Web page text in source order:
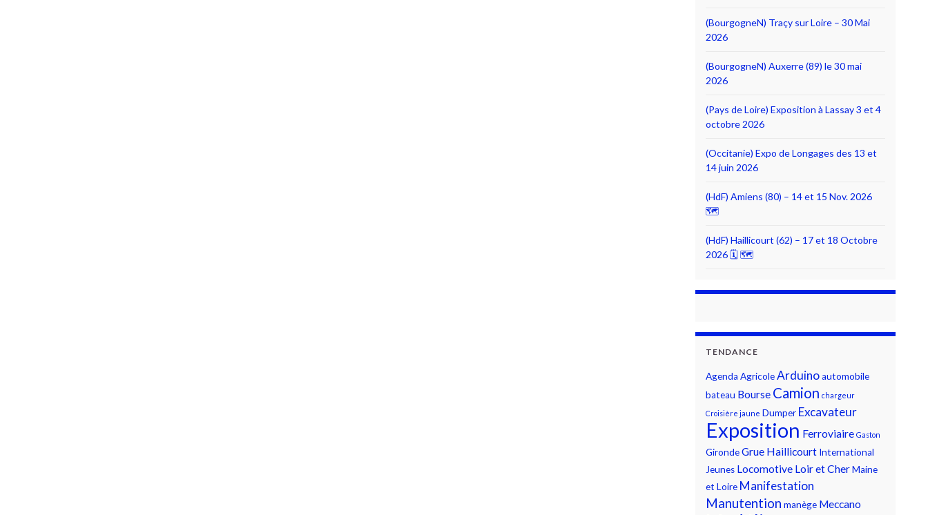
(BourgogneN) Traçy sur Loire – 30 Mai
2026
(BourgogneN) Auxerre (89) le 30 mai
2026
(Pays de Loire) Exposition à Lassay 3 et 4
octobre 2026
(Occitanie) Expo de Longages des 13 et
14 juin 2026
(HdF) Amiens (80) – 14 et 15 Nov. 2026
🗺
(HdF) Haillicourt (62) – 17 et 18 Octobre
2026 🗓 🗺
TENDANCE
Agenda AgricoleArduinoautomobile
bateau Bourse Camion chargeur
Croisière jaune Dumper Excavateur
Exposition Ferroviaire Gaston
GirondeGrue Haillicourt International
Jeunes Locomotive Loir et CherMaine
et Loire Manifestation
Manutention manège Meccano